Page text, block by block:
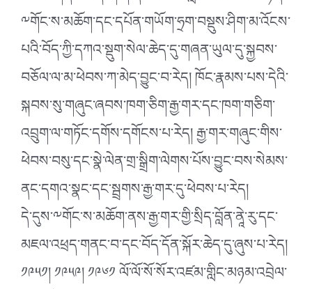
༸གོང་ས་མཆོག་དང་དཔོན་གཡོག་ཧྲག་བསྡུས་ཤིག་མ་འོངས་
པའི་བོད་ཀྱི་དཀའ་སྡུག་སེལ་ཆེད་དུ་གཞན་ཡུལ་དུ་སྐྱབས་
བཅོལ་ལ་མ་ཕེབས་ཀ་མེད་བྱུང་བ་རེད། ཁོང་རྣམས་པས་དེའི་
སྐབས་སུ་གཞུང་ཞབས་ཁག་ཅིག་རྒྱ་གར་དང་ཁག་གཅིག་
འབྲུག་ལ་གཏོང་དགོས་དགོངས་པ་རེད། རྒྱ་གར་གཞུང་གིས་
ཕེབས་བསུ་དང་སྣེ་ལེན་གྲ་སྒྲིག་ལེགས་པོས་བྱུང་བས་སེམས་
ནང་དགའ་སྣང་དང་སྦྲགས་རྒྱ་གར་དུ་ཕེབས་པ་རེད།
དེ་དུས་༸གོང་ས་མཆོག་ནས་རྒྱ་གར་གྱི་སྲིད་བློན་ནཱེ་རུ་དང་
མཇལ་འཕྲད་གནང་བ་དང་བོད་དོན་སྐོར་ཆེད་དུ་ཞུས་པ་རེད།
༡༩༥༡། ༡༩༥༩། ༡༩༦༡ ལོ་ལོ་སོ་སོར་འཛམ་གླིང་མཉམ་འབྲེལ་